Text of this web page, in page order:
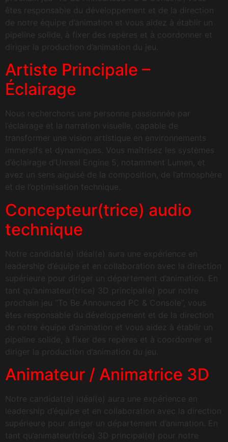
êtes responsable du développement et de la direction
de notre équipe d’animation et vous aidez à établir un
pipeline solide, à fixer des repères et à coordonner et
diriger la production d’animation du jeu.
Artiste Principale –
Éclairage
Nous recherchons une personne passionnée par
l’éclairage et la narration visuelle, capable de
transformer une vision artistique en environnements
immersifs et dynamiques. Vous maîtrisez les systèmes
d’éclairage d’Unreal Engine 5, notamment Lumen, et
avez un sens aiguisé de la composition, de l’atmosphère
et de l’optimisation technique.
Concepteur(trice) audio
technique
Notre candidat(e) idéal(e) aura une expérience en
leadership d’équipe et en collaboration avec la direction
supérieure pour diriger un département d’animation. En
tant qu’animateur(trice) 3D principal(e) pour notre
prochain jeu “To Be Announced PC & Console”, vous
êtes responsable du développement et de la direction
de notre équipe d’animation et vous aidez à établir un
pipeline solide, à fixer des repères et à coordonner et
diriger la production d’animation du jeu.
Animateur / Animatrice 3D
Notre candidat(e) idéal(e) aura une expérience en
leadership d’équipe et en collaboration avec la direction
supérieure pour diriger un département d’animation. En
tant qu’animateur(trice) 3D principal(e) pour notre